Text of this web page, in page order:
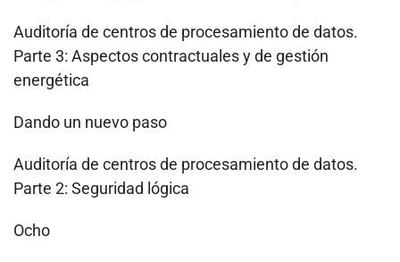
Auditoría de centros de procesamiento de datos.
Parte 3: Aspectos contractuales y de gestión
energética
Dando un nuevo paso
Auditoría de centros de procesamiento de datos.
Parte 2: Seguridad lógica
Ocho